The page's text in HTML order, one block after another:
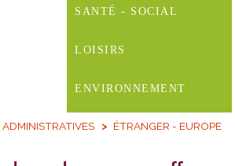
SANTÉ - SOCIAL
LOISIRS
ENVIRONNEMENT
ÉTRANGER - EUROPE